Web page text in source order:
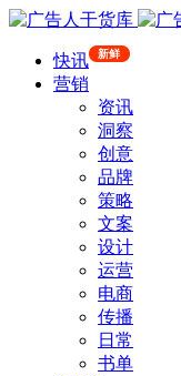
快讯 新鲜
营销
资讯
洞察
创意
品牌
策略
文案
设计
运营
电商
传播
日常
书单